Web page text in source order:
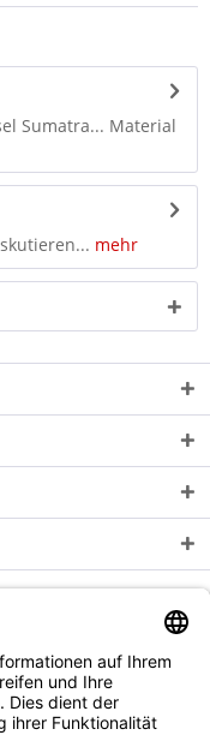
Sumatra... Material
mehr
evtl.
und
beschrieben
vorbehalten